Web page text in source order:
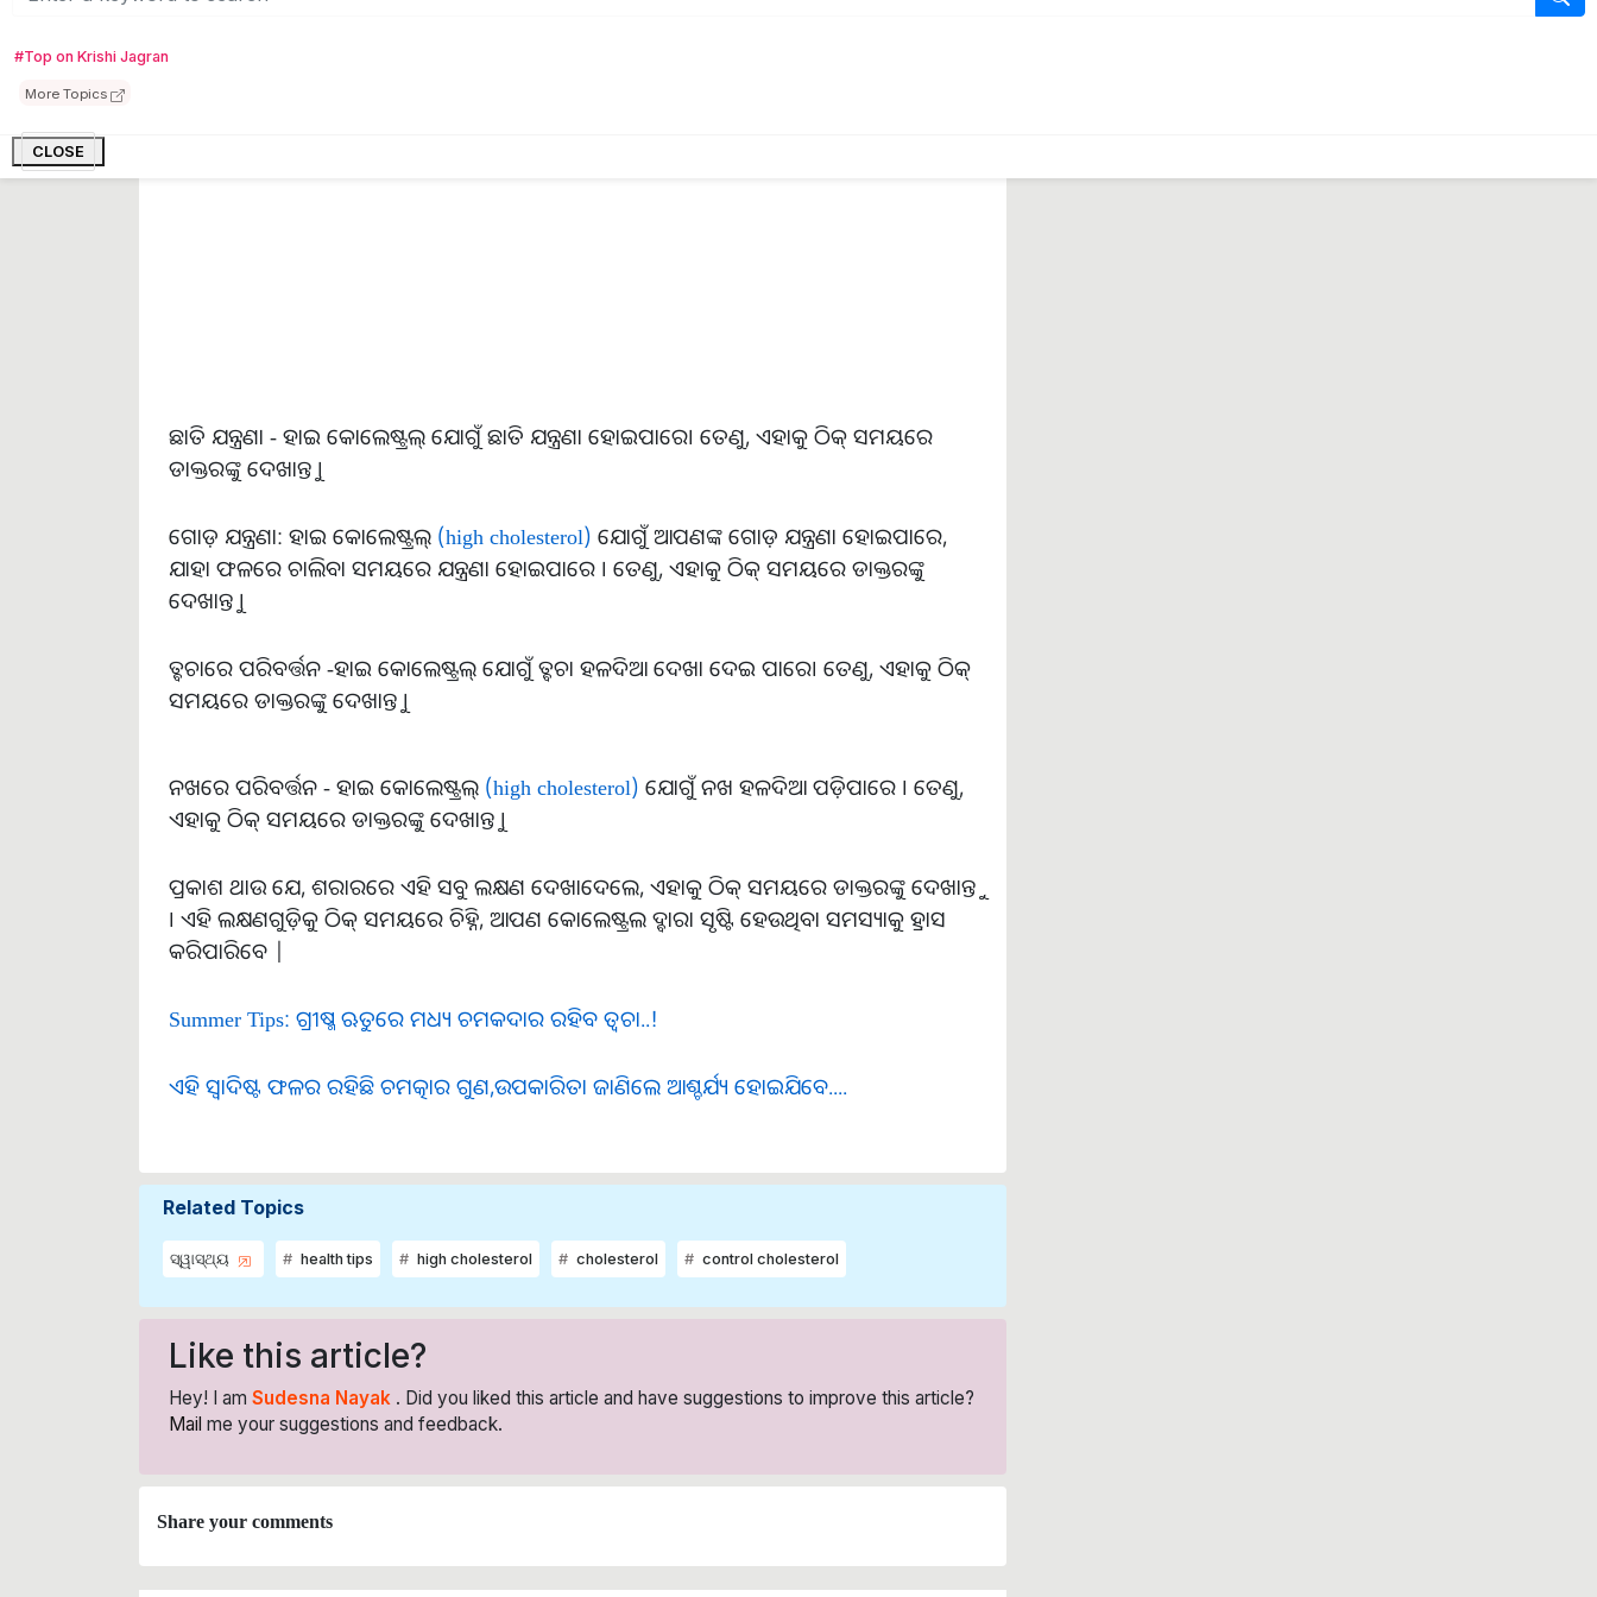
#Top on Krishi Jagran
More Topics
CLOSE
ଛାତି ଯନ୍ତ୍ରଣା - ହାଇ କୋଲେଷ୍ଟ୍ରଲ୍ ଯୋଗୁଁ ଛାତି ଯନ୍ତ୍ରଣା ହୋଇପାରେ। ତେଣୁ, ଏହାକୁ ଠିକ୍ ସମୟରେ
ଡାକ୍ତରଙ୍କୁ ଦେଖାନ୍ତୁ ।
ଗୋଡ଼ ଯନ୍ତ୍ରଣା: ହାଇ କୋଲେଷ୍ଟ୍ରଲ୍ (high cholesterol) ଯୋଗୁଁ ଆପଣଙ୍କ ଗୋଡ଼ ଯନ୍ତ୍ରଣା ହୋଇପାରେ,
ଯାହା ଫଳରେ ଚାଲିବା ସମୟରେ ଯନ୍ତ୍ରଣା ହୋଇପାରେ । ତେଣୁ, ଏହାକୁ ଠିକ୍ ସମୟରେ ଡାକ୍ତରଙ୍କୁ
ଦେଖାନ୍ତୁ ।
ତ୍ବଚାରେ ପରିବର୍ତ୍ତନ -ହାଇ କୋଲେଷ୍ଟ୍ରଲ୍ ଯୋଗୁଁ ତ୍ବଚା ହଳଦିଆ ଦେଖା ଦେଇ ପାରେ। ତେଣୁ, ଏହାକୁ ଠିକ୍
ସମୟରେ ଡାକ୍ତରଙ୍କୁ ଦେଖାନ୍ତୁ ।
ନଖରେ ପରିବର୍ତ୍ତନ - ହାଇ କୋଲେଷ୍ଟ୍ରଲ୍ (high cholesterol) ଯୋଗୁଁ ନଖ ହଳଦିଆ ପଡ଼ିପାରେ । ତେଣୁ,
ଏହାକୁ ଠିକ୍ ସମୟରେ ଡାକ୍ତରଙ୍କୁ ଦେଖାନ୍ତୁ ।
ପ୍ରକାଶ ଥାଉ ଯେ, ଶରାରରେ ଏହି ସବୁ ଲକ୍ଷଣ ଦେଖାଦେଲେ, ଏହାକୁ ଠିକ୍ ସମୟରେ ଡାକ୍ତରଙ୍କୁ ଦେଖାନ୍ତୁ
। ଏହି ଲକ୍ଷଣଗୁଡ଼ିକୁ ଠିକ୍ ସମୟରେ ଚିହ୍ନି, ଆପଣ କୋଲେଷ୍ଟ୍ରଲ ଦ୍ବାରା ସୃଷ୍ଟି ହେଉଥିବା ସମସ୍ୟାକୁ ହ୍ରାସ
କରିପାରିବେ |
Summer Tips: ଗ୍ରୀଷ୍ମ ଋତୁରେ ମଧ୍ୟ ଚମକଦାର ରହିବ ତ୍ୱଚା..!
ଏହି ସ୍ୱାଦିଷ୍ଟ ଫଳର ରହିଛି ଚମତ୍କାର ଗୁଣ,ଉପକାରିତା ଜାଣିଲେ ଆଶ୍ଚର୍ଯ୍ୟ ହୋଇଯିବେ....
Related Topics
ସ୍ୱାସ୍ଥ୍ୟ health tips high cholesterol cholesterol control cholesterol
Like this article?
Hey! I am Sudesna Nayak . Did you liked this article and have suggestions to improve this article?
Mail me your suggestions and feedback.
Share your comments